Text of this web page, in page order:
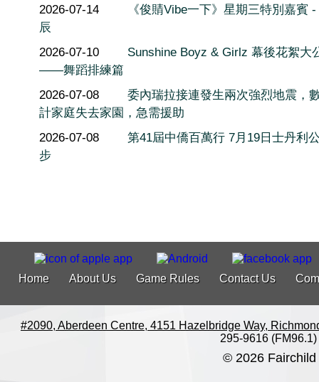
2026-07-14
《俊䝼Vibe一下》星期三特別嘉賓
辰
2026-07-10
Sunshine Boyz & Girlz 幕後花絮大
——舞蹈排練篇
2026-07-08
委內瑞拉接連發生兩次強烈地震，
計家庭失去家園，急需援助
2026-07-08
第41屆中僑百萬行 7月19日士丹利
步
Home About Us Game Rules Contact Us
#2090, Aberdeen Centre, 4151 Hazelbridge Way,
295-9616 (FM96.1)
© 2026 Fairchild